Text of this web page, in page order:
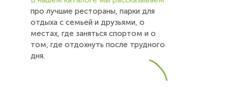
про лучшие рестораны, парки для
отдыха с семьей и друзьями, о
местах, где заняться спортом и о
том, где отдохнуть после трудного
дня.